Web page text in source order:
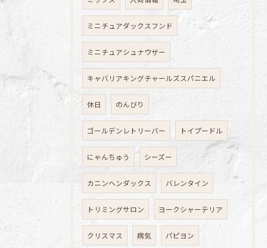
ミニチュアダックスフンド
ミニチュアシュナウザー
キャバリアキングチャールズスパニエル
休日 のんびり
ゴールデンレトリーバー トイプードル
にゃんちゅう シーズー
カニンヘンダックス バレンタイン
トリミングサロン ヨークシャーテリア
クリスマス 病気 パピヨン